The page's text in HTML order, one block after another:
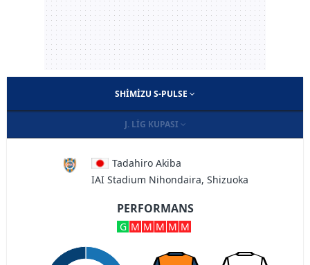
SHIMIZU S-PULSE
J. LIG KUPASI
Tadahiro Akiba
IAI Stadium Nihondaira, Shizuoka
PERFORMANS
G M M M M M